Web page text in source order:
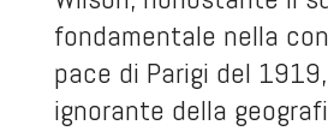
fondamentale nella
pace di Parigi del
ignorante della